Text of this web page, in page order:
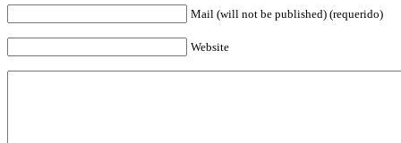
Mail (will not be published) (requerido)
Website